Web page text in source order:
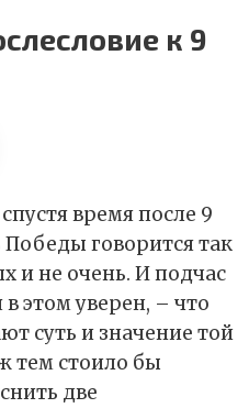
к 9
время после 9
говорится так
и не очень. И подчас
этом уверен, – что
суть и значение той
тем стоило бы
две